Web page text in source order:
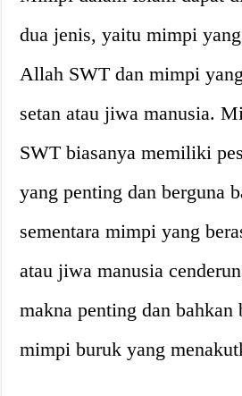
dua jenis, yaitu mimpi
Allah SWT dan mimpi
setan atau jiwa manusia.
SWT biasanya memiliki
yang penting dan berguna
sementara mimpi yang
atau jiwa manusia
makna penting dan bahkan
mimpi buruk yang